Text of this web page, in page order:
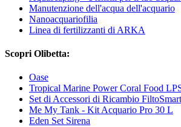
Manutenzione dell'acqua dell'acquario
Nanoacquariofilia
Linea di fertilizzanti di ARKA
Scopri Olibetta:
Oase
Tropical Marine Power Coral Food
Set di Accessori di Ricambio
Me My Tank - Kit Acquario Pro 30 L
Eden Set Sirena